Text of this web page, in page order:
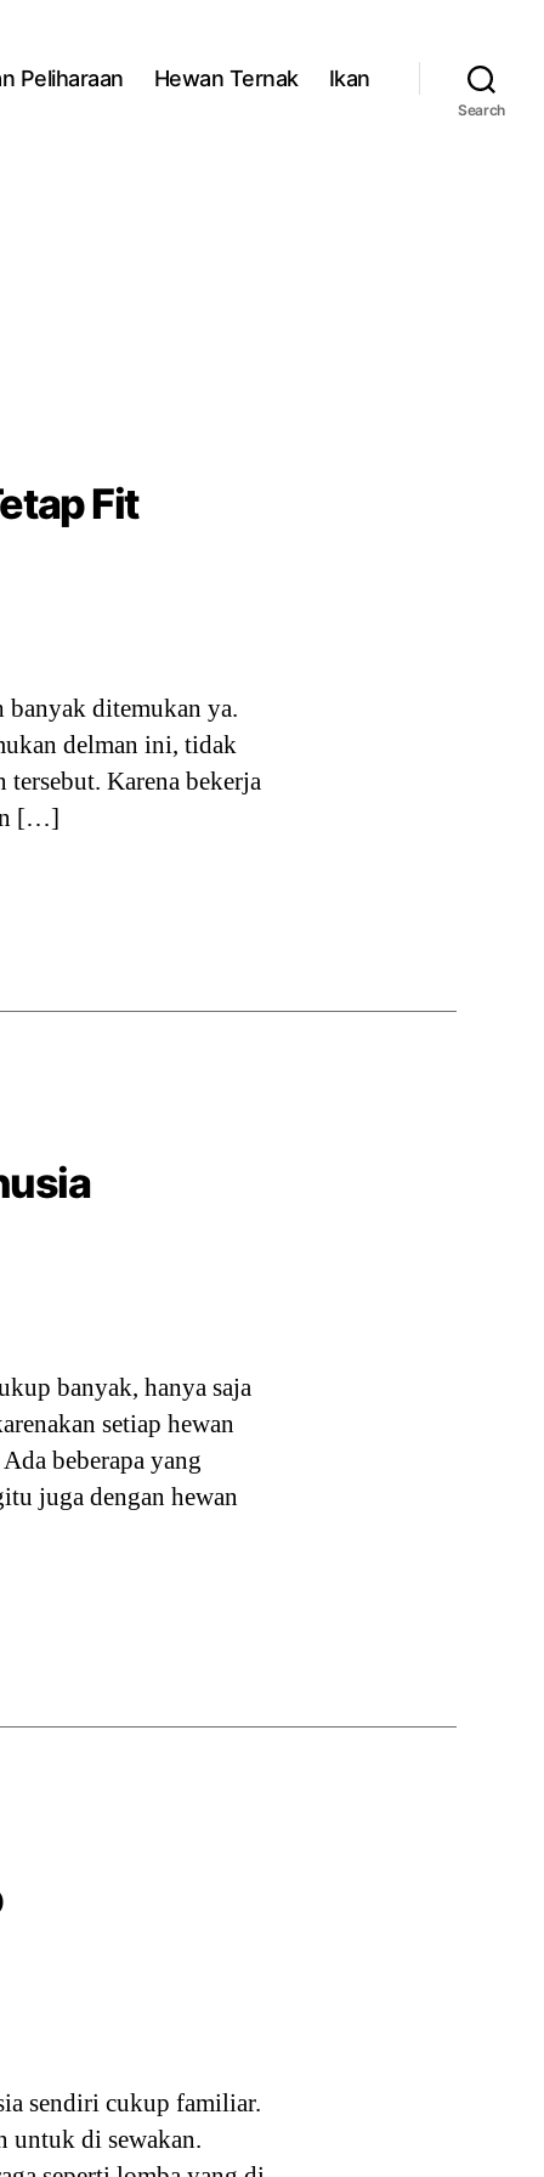
Peliharaan Hewan Ternak Ikan
Search
Fit
banyak ditemukan ya.
delman ini, tidak
tersebut. Karena bekerja
[…]
banyak, hanya saja
setiap hewan
beberapa yang
juga dengan hewan
sendiri cukup familiar.
untuk di sewakan.